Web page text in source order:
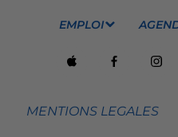
EMPLOI
MENTIONS LEGALES